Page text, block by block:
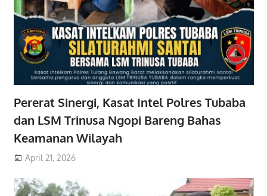
Pererat Sinergi, Kasat Intel Polres Tubaba
dan LSM Trinusa Ngopi Bareng Bahas
Keamanan Wilayah
April 21, 2026